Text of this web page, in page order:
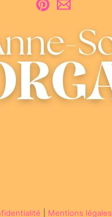
Mentions légales